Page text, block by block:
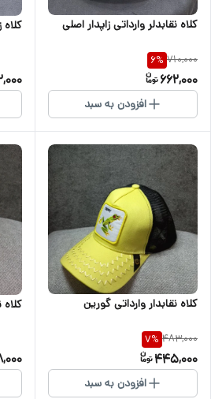
کلاه نقابدلر وارداتی زاپدار اصلی
710,000
6%
662,000
افزودن به سبد
کلاه نقابدار وارداتی گورین
483,000
7%
445,000
افزودن به سبد
کلاه